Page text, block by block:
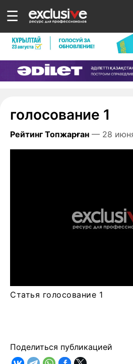
☰
голосование 1
Рейтинг Топжарған — 28
Статья голосование 1
Поделиться публикацией